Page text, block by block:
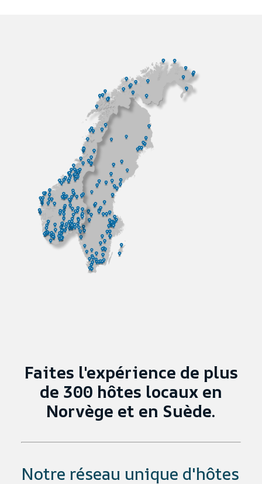
Faites l'expérience de plus
de 300 hôtes locaux en
Norvège et en Suède.
Notre réseau unique d'hôtes